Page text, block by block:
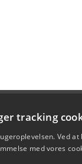
tracking
Ved at
med vores